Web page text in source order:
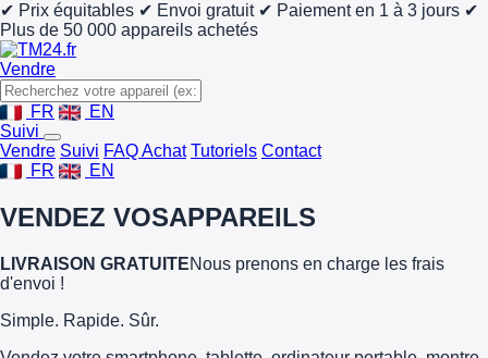
✔ Prix équitables ✔ Envoi gratuit ✔ Paiement en 1 à 3 jours ✔
Plus de 50 000 appareils achetés
Vendre
FR
EN
Suivi
Vendre Suivi FAQ Achat Tutoriels Contact
FR
EN
VENDEZ VOSAPPAREILS
LIVRAISON GRATUITENous prenons en charge les frais
d'envoi !
Simple. Rapide. Sûr.